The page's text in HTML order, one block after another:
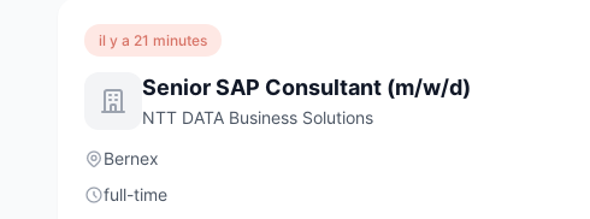
il y a 21 minutes
Senior SAP Consultant (m/w/d)
NTT DATA Business Solutions
Bernex
full-time